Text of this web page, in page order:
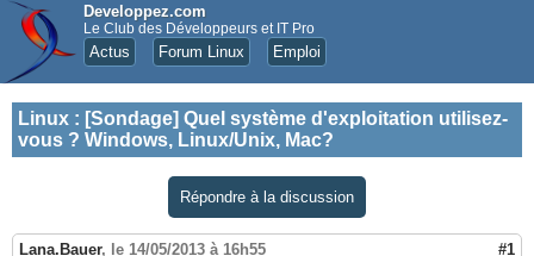
Developpez.com
Le Club des Développeurs et IT Pro
Actus Forum Linux Emploi
Linux : [Sondage] Quel système d'exploitation utilisez-
vous ? Windows, Linux/Unix, Mac?
Répondre à la discussion
Lana.Bauer, le 14/05/2013 à 16h55 #1